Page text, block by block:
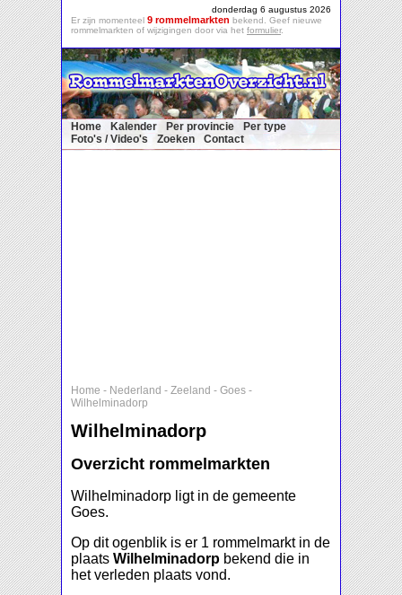
donderdag 6 augustus 2026
Er zijn momenteel 9 rommelmarkten bekend. Geef nieuwe
rommelmarkten of wijzigingen door via het formulier.
Home Kalender Per provincie
Per type
Foto's / Video's
Zoeken Contact
Home - Nederland - Zeeland - Goes -
Wilhelminadorp
Wilhelminadorp
Overzicht rommelmarkten
Wilhelminadorp ligt in de gemeente
Goes.
Op dit ogenblik is er 1 rommelmarkt in de
plaats Wilhelminadorp bekend die in
het verleden plaats vond.